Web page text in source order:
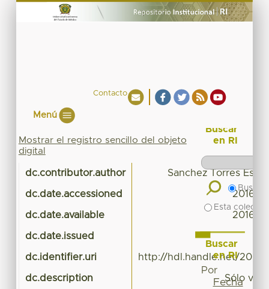
Contacto
Menú
Mostrar el registro sencillo del objeto
digital
dc.contributor.author Sanchez Torres
dc.date.accessioned 2016-
dc.date.available 2016-
dc.date.issued
dc.identifier.uri http://hdl.handle.net/
dc.description Sólo
Buscar
en RI
Buscar
Esta
Buscar
en RI
Por
Fecha